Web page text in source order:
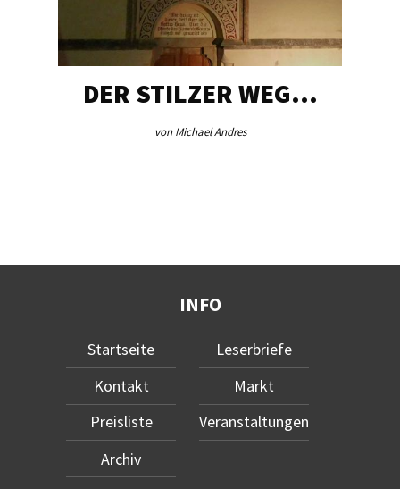
DER STILZER WEG…
von Michael Andres
INFO
Startseite
Kontakt
Preisliste
Archiv
Leserbriefe
Markt
Veranstaltungen